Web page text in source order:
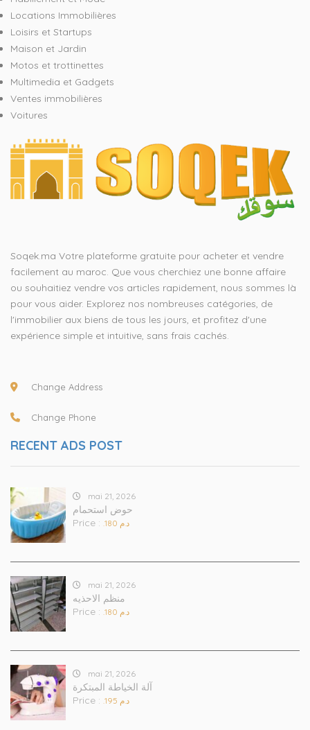
Locations Immobilières
Loisirs et Startups
Maison et Jardin
Motos et trottinettes
Multimedia et Gadgets
Ventes immobilières
Voitures
Soqek.ma Votre plateforme gratuite pour acheter et vendre
facilement au maroc. Que vous cherchiez une bonne affaire
ou souhaitiez vendre vos articles rapidement, nous sommes là
pour vous aider. Explorez nos nombreuses catégories, de
l'immobilier aux biens de tous les jours, et profitez d'une
expérience simple et intuitive, sans frais cachés.
Change Address
Change Phone
RECENT ADS POST
mai 21, 2026
حوض استحمام
Price :
.د.م 180
mai 21, 2026
منظم الاحذيه
Price :
.د.م 180
mai 21, 2026
آلة الخياطة المبتكرة
Price :
.د.م 195